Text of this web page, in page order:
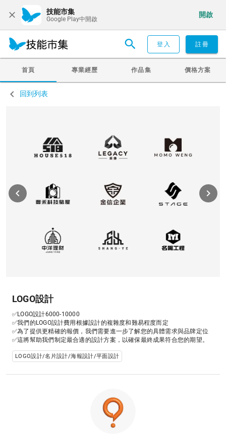
技能市集
Google Play中開啟
開啟
登入 註冊
首頁 專業經歷 作品集 價格方案
回到列表
LOGO設計
✅LOGO設計6000-10000
✅我們的LOGO設計費用根據設計的複雜度和難易程度而定
✅為了提供更精確的報價，我們需要進一步了解您的具體需求與品牌定位
✅這將幫助我們制定最合適的設計方案，以確保最終成果符合您的期望。
LOGO設計/名片設計/海報設計/平面設計